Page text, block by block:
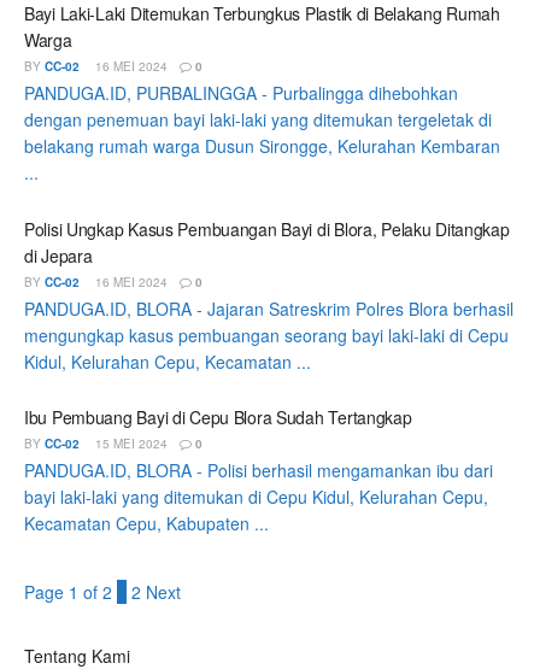
Bayi Laki-Laki Ditemukan Terbungkus Plastik di Belakang Rumah
Warga
BY CC-02 16 MEI 2024 0
PANDUGA.ID, PURBALINGGA - Purbalingga dihebohkan
dengan penemuan bayi laki-laki yang ditemukan tergeletak di
belakang rumah warga Dusun Sirongge, Kelurahan Kembaran
...
Polisi Ungkap Kasus Pembuangan Bayi di Blora, Pelaku Ditangkap
di Jepara
BY CC-02 16 MEI 2024 0
PANDUGA.ID, BLORA - Jajaran Satreskrim Polres Blora berhasil
mengungkap kasus pembuangan seorang bayi laki-laki di Cepu
Kidul, Kelurahan Cepu, Kecamatan ...
Ibu Pembuang Bayi di Cepu Blora Sudah Tertangkap
BY CC-02 15 MEI 2024 0
PANDUGA.ID, BLORA - Polisi berhasil mengamankan ibu dari
bayi laki-laki yang ditemukan di Cepu Kidul, Kelurahan Cepu,
Kecamatan Cepu, Kabupaten ...
Page 1 of 2 2 Next
Tentang Kami